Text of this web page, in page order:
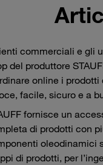
commerciali e gli
del produttore
online i
facile, sicuro e a
fornisce un
di prodotti con
oleodinamici
di prodotti, per